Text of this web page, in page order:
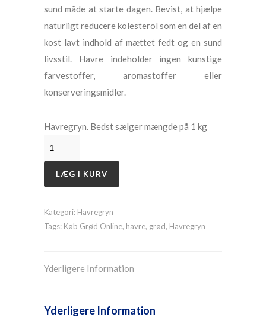
sund måde at starte dagen. Bevist, at hjælpe
naturligt reducere kolesterol som en del af en
kost lavt indhold af mættet fedt og en sund
livsstil. Havre indeholder ingen kunstige
farvestoffer, aromastoffer eller
konserveringsmidler.
Havregryn. Bedst sælger mængde på 1 kg
LÆG I KURV
Kategori: Havregryn
Tags: Køb Grød Online, havre, grød, Havregryn
Yderligere Information
Yderligere Information